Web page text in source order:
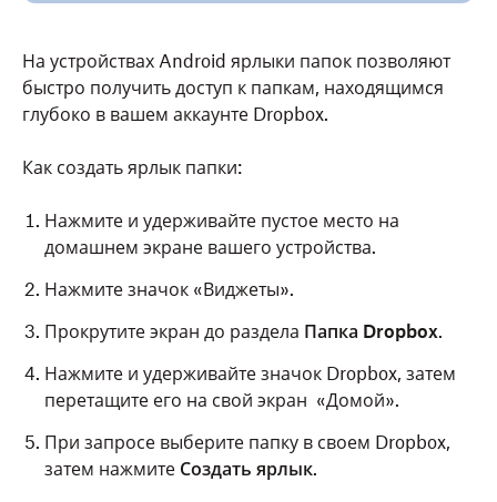
На устройствах Android ярлыки папок позволяют
быстро получить доступ к папкам, находящимся
глубоко в вашем аккаунте Dropbox.
Как создать ярлык папки:
Нажмите и удерживайте пустое место на
домашнем экране вашего устройства.
Нажмите значок «Виджеты».
Прокрутите экран до раздела Папка Dropbox.
Нажмите и удерживайте значок Dropbox, затем
перетащите его на свой экран «Домой».
При запросе выберите папку в своем Dropbox,
затем нажмите Создать ярлык.